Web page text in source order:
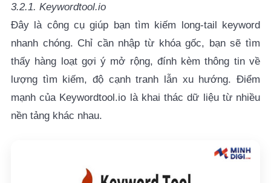
3.2.1. Keywordtool.io
Đây là công cụ giúp bạn tìm kiếm long-tail keyword
nhanh chóng. Chỉ cần nhập từ khóa gốc, bạn sẽ tìm
thấy hàng loạt gợi ý mở rộng, đính kèm thông tin về
lượng tìm kiếm, độ cạnh tranh lẫn xu hướng. Điểm
mạnh của Keywordtool.io là khai thác dữ liệu từ nhiều
nền tảng khác nhau.